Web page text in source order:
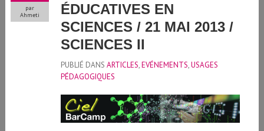
par
Ahmeti
ÉDUCATIVES EN
SCIENCES / 21 MAI 2013 /
SCIENCES II
PUBLIÉ DANS ARTICLES,EVÉNEMENTS,USAGES
PÉDAGOGIQUES